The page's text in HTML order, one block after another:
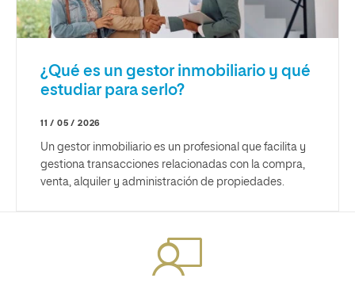
¿Qué es un gestor inmobiliario y qué
estudiar para serlo?
11 / 05 / 2026
Un gestor inmobiliario es un profesional que facilita y
gestiona transacciones relacionadas con la compra,
venta, alquiler y administración de propiedades.